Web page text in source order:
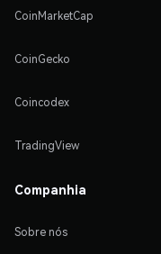
CoinMarketCap
CoinGecko
Coincodex
TradingView
Companhia
Sobre nós